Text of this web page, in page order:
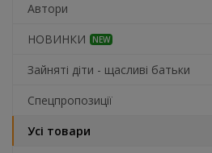
Автори
НОВИНКИ
NEW
Зайняті діти - щасливі батьки
Спецпропозиції
Усі товари